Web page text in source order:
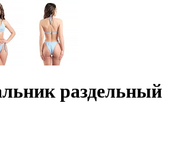
раздельный